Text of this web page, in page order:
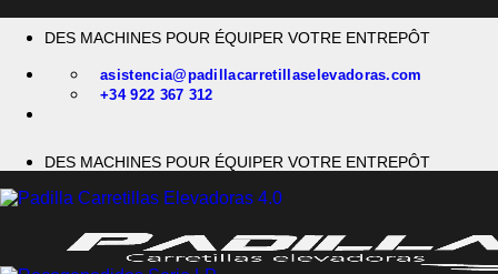
DES MACHINES POUR ÉQUIPER VOTRE ENTREPÔT
asistencia@padillacarretillaselevadoras.com
+34 922 367 312
DES MACHINES POUR ÉQUIPER VOTRE ENTREPÔT